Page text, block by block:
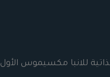
للانبا مكسيموس الأول